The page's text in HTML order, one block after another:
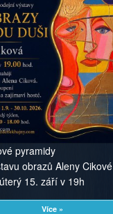
pyramidy
obrazů Aleny Cikové
15. září v 19h
Více »